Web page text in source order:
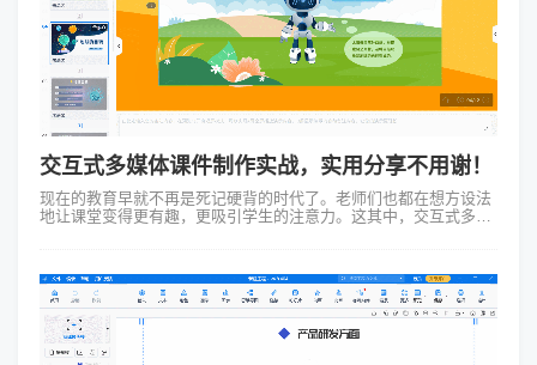
交互式多媒体课件制作实战，实用分享不用谢！
现在的教育早就不再是死记硬背的时代了。老师们也都在想方设法
地让课堂变得更有趣，更吸引学生的注意力。这其中，交互式多媒